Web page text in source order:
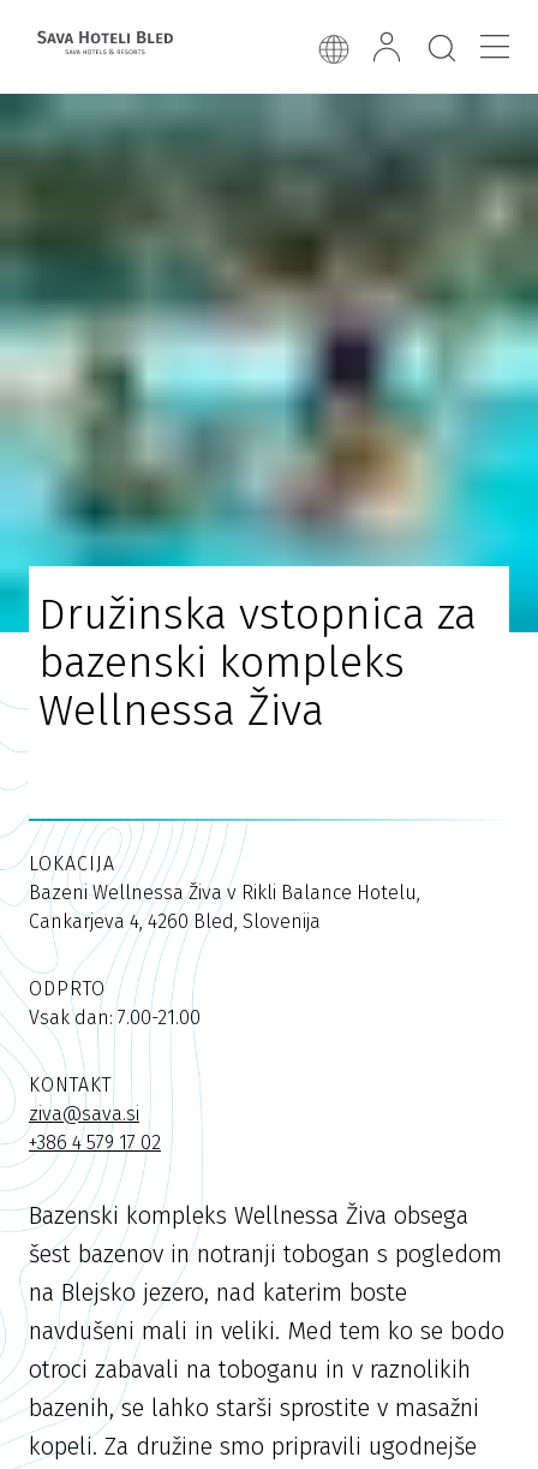
Družinska vstopnica za
bazenski kompleks
Wellnessa Živa
LOKACIJA
Bazeni Wellnessa Živa v Rikli Balance Hotelu,
Cankarjeva 4, 4260 Bled, Slovenija
ODPRTO
Vsak dan: 7.00-21.00
KONTAKT
ziva@sava.si
+386 4 579 17 02
Bazenski kompleks Wellnessa Živa obsega
šest bazenov in notranji tobogan s pogledom
na Blejsko jezero, nad katerim boste
navdušeni mali in veliki. Med tem ko se bodo
otroci zabavali na toboganu in v raznolikih
bazenih, se lahko starši sprostite v masažni
kopeli. Za družine smo pripravili ugodnejše